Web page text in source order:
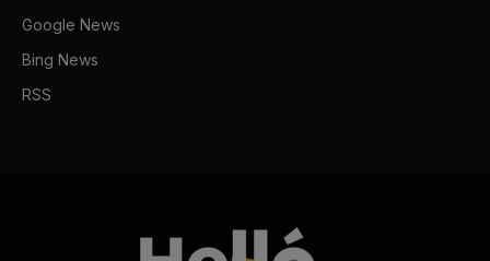
Google News
Bing News
RSS